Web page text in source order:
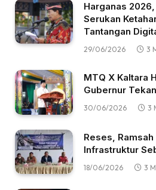
Harganas
Serukan
Tantangan
29/06/2026 3
MTQ X Kaltara
Gubernur
30/06/2026 3
Reses,
Infrastruktur
18/06/2026 3